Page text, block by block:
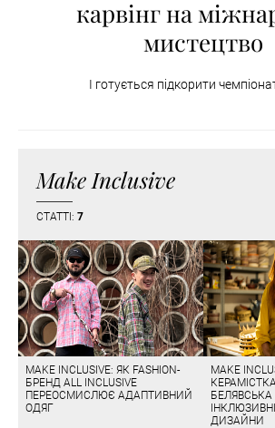
карвінг на
мистецтво
І готується підкорити
Make Inclusive
СТАТТІ: 7
MAKE INCLUSIVE: ЯК FASHION-
БРЕНД ALL INCLUSIVE
ПЕРЕОСМИСЛЮЄ АДАПТИВНИЙ
ОДЯГ
MAKE
БЕЛЯВСЬКА
ДИЗАЙНИ